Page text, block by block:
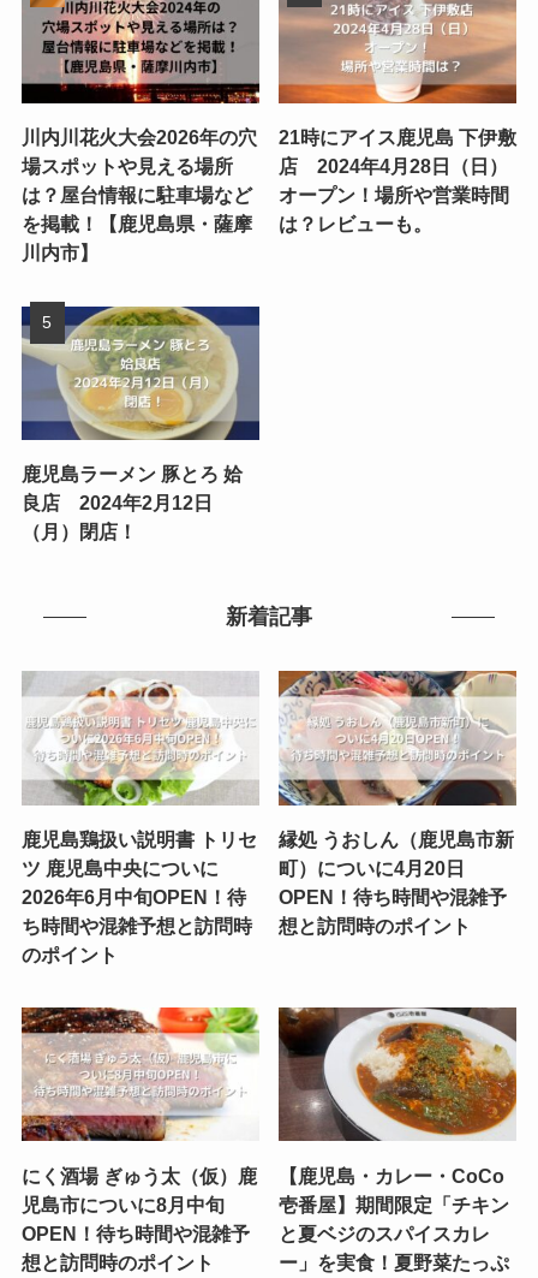
川内川花火大会2026年の穴
場スポットや見える場所
は？屋台情報に駐車場など
を掲載！【鹿児島県・薩摩
川内市】
21時にアイス鹿児島 下伊敷
店 2024年4月28日（日）
オープン！場所や営業時間
は？レビューも。
鹿児島ラーメン 豚とろ 姶
良店 2024年2月12日
（月）閉店！
新着記事
鹿児島鶏扱い説明書 トリセ
ツ 鹿児島中央についに
2026年6月中旬OPEN！待
ち時間や混雑予想と訪問時
のポイント
縁処 うおしん（鹿児島市新
町）についに4月20日
OPEN！待ち時間や混雑予
想と訪問時のポイント
にく酒場 ぎゅう太（仮）鹿
児島市についに8月中旬
OPEN！待ち時間や混雑予
想と訪問時のポイント
【鹿児島・カレー・CoCo
壱番屋】期間限定「チキン
と夏ベジのスパイスカレ
ー」を実食！夏野菜たっぷ